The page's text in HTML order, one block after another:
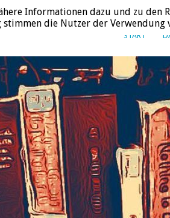
START
Informationen dazu und zu den
die Nutzer der Verwendung